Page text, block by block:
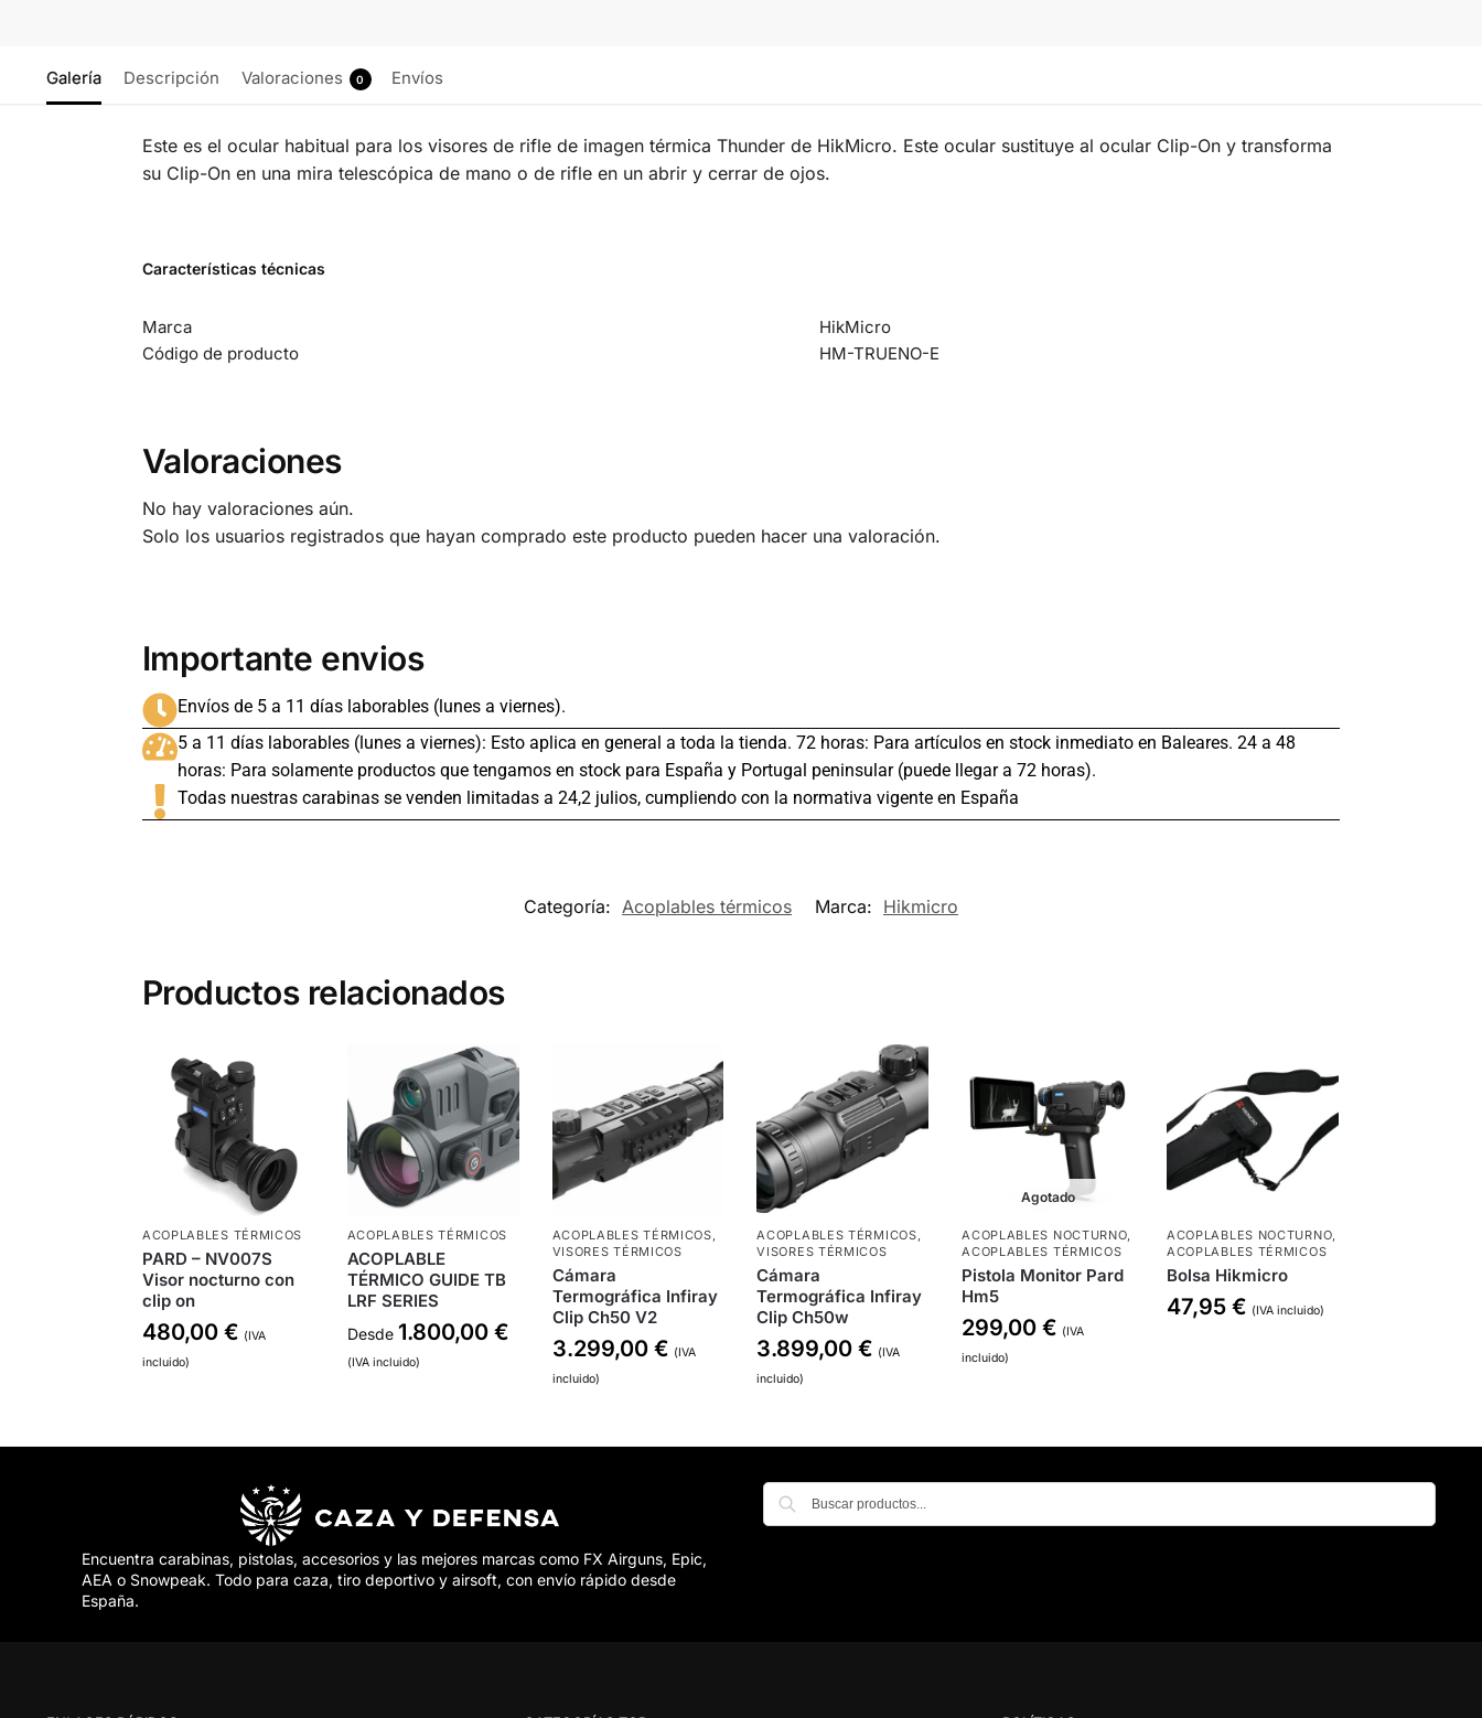
Galería Descripción Valoraciones 0 Envíos
Este es el ocular habitual para los visores de rifle de imagen térmica Thunder de HikMicro. Este ocular sustituye al ocular Clip-On y transforma
su Clip-On en una mira telescópica de mano o de rifle en un abrir y cerrar de ojos.
Características técnicas
Marca
HikMicro
Código de producto HM-TRUENO-E
Valoraciones
No hay valoraciones aún.
Solo los usuarios registrados que hayan comprado este producto pueden hacer una valoración.
Importante envios
Envíos de 5 a 11 días laborables (lunes a viernes).
5 a 11 días laborables (lunes a viernes): Esto aplica en general a toda la tienda. 72 horas: Para artículos en stock inmediato en Baleares. 24 a 48
horas: Para solamente productos que tengamos en stock para España y Portugal peninsular (puede llegar a 72 horas).
Todas nuestras carabinas se venden limitadas a 24,2 julios, cumpliendo con la normativa vigente en España
Categoría: Acoplables térmicos Marca: Hikmicro
Productos relacionados
ACOPLABLES TÉRMICOS
PARD – NV007S
Visor nocturno con
clip on
480,00 € (IVA
incluido)
ACOPLABLES TÉRMICOS
ACOPLABLE
TÉRMICO GUIDE TB
LRF SERIES
Desde 1.800,00 €
(IVA incluido)
ACOPLABLES TÉRMICOS,
VISORES TÉRMICOS
Cámara
Termográfica Infiray
Clip Ch50 V2
3.299,00 € (IVA
incluido)
ACOPLABLES TÉRMICOS,
VISORES TÉRMICOS
Cámara
Termográfica Infiray
Clip Ch50w
3.899,00€ (IVA
incluido)
Agotado
ACOPLABLES NOCTURNO,
ACOPLABLES TÉRMICOS
Pistola Monitor Pard
Hm5
299,00€ (IVA
incluido)
ACOPLABLES NOCTURNO,
ACOPLABLES TÉRMICOS
Bolsa Hikmicro
47,95 € (IVA incluido)
Encuentra carabinas, pistolas, accesorios y las mejores marcas como FX Airguns, Epic,
AEA o Snowpeak. Todo para caza, tiro deportivo y airsoft, con envío rápido desde
España.